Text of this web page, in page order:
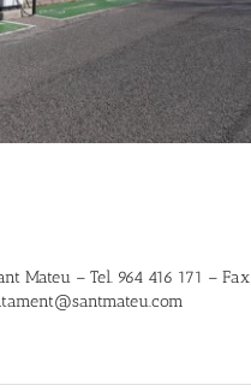
Mateu – Tel. 964 416 171 –